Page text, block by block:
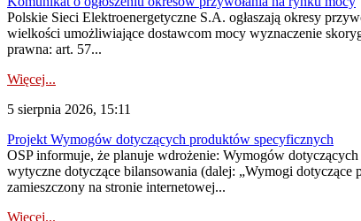
Polskie Sieci Elektroenergetyczne S.A. ogłaszają okresy
wielkości umożliwiające dostawcom mocy wyznaczenie
prawna: art. 57...
Więcej...
5 sierpnia 2026, 15:11
Projekt Wymogów dotyczących produktów specyficznych
OSP informuje, że planuje wdrożenie: Wymogów
wytyczne dotyczące bilansowania (dalej: „Wymogi
zamieszczony na stronie internetowej...
Więcej...